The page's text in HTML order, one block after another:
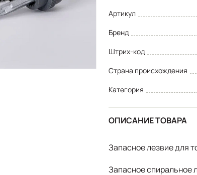
Артикул
Бренд
Штрих-код
Страна происхождения
Категория
ОПИСАНИЕ ТОВАРА
Запасное лезвие для
Запасное спиральное